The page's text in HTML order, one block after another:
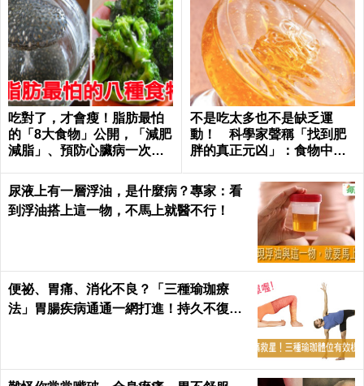
吃對了，才會瘦！脂肪最怕
的「8大食物」公開，「減肥
減脂」、預防心臟病一次滿
不是吃太多也不是缺乏運
動！ 科學家聲稱「找到肥
胖的真正元凶」：食物中無
尿液上有一層浮油，是什麼病？專家：看
到浮油搭上這一物，不馬上就醫不行！
便祕、胃痛、消化不良？「三種瑜珈療
法」胃腸疾病通通一網打進！持久不復